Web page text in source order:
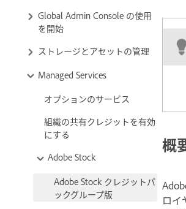
Global Admin Console の使用
を開始
ストレージとアセットの管理
Managed Services
オプションのサービス
組織の共有クレジットを有効
にする
Adobe Stock
Adobe Stock クレジットパ
ックグループ版
概
ロイ